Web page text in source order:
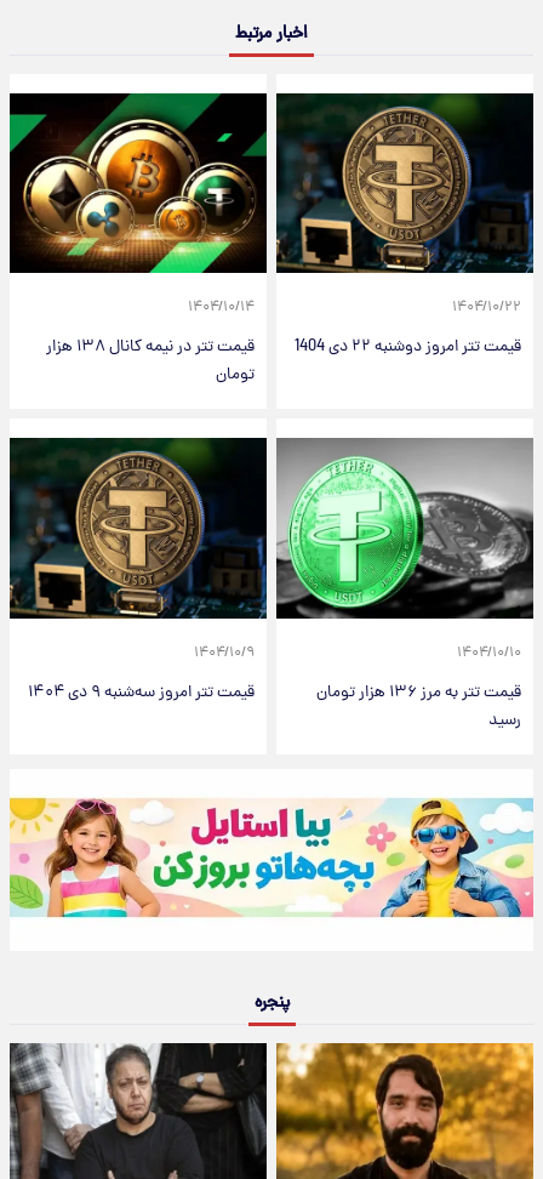
اخبار مرتبط
۱۴۰۴/۱۰/۲۲
قیمت تتر امروز دوشنبه ۲۲ دی 1404
۱۴۰۴/۱۰/۱۴
قیمت تتر در نیمه کانال ۱۳۸ هزار
تومان
۱۴۰۴/۱۰/۱۰
قیمت تتر به مرز ۱۳۶ هزار تومان
رسید
۱۴۰۴/۱۰/۹
قیمت تتر امروز سه‌شنبه ۹ دی ۱۴۰۴
پنجره